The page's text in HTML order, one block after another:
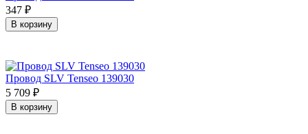
347 ₽
В корзину
Провод SLV Tenseo 139030
5 709 ₽
В корзину